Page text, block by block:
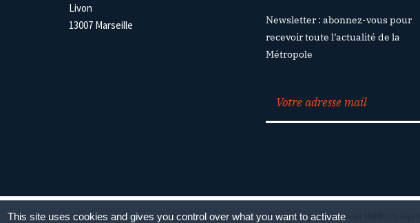
Livon
13007 Marseille
Newsletter : abonnez-vous pour
recevoir toute l’actualité de la
Métropole
Paramétrage des cookies
This site uses cookies and gives you control over what you want to activate